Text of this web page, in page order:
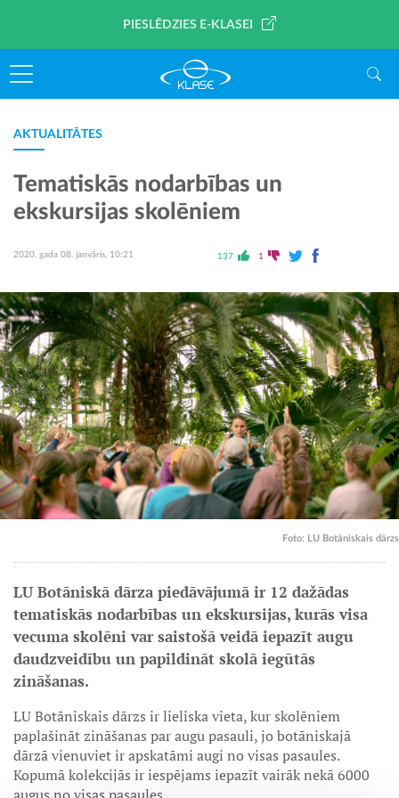
PIESLĒDZIES E-KLASEI
AKTUALITĀTES
Tematiskās nodarbības un
ekskursijas skolēniem
2020. gada 08. janvāris, 10:21 137 1
Foto: LU Botāniskais dārzs
LU Botāniskā dārza piedāvājumā ir 12 dažādas
tematiskās nodarbības un ekskursijas, kurās visa
vecuma skolēni var saistošā veidā iepazīt augu
daudzveidību un papildināt skolā iegūtās
zināšanas.
LU Botāniskais dārzs ir lieliska vieta, kur skolēniem
paplašināt zināšanas par augu pasauli, jo botāniskajā
dārzā vienuviet ir apskatāmi augi no visas pasaules.
Kopumā kolekcijās ir iespējams iepazīt vairāk nekā 6000